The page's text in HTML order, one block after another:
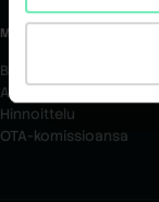
MATERIAALIT
Blogi
Asiakastarinat
Hinnoittelu
OTA-komissioansa